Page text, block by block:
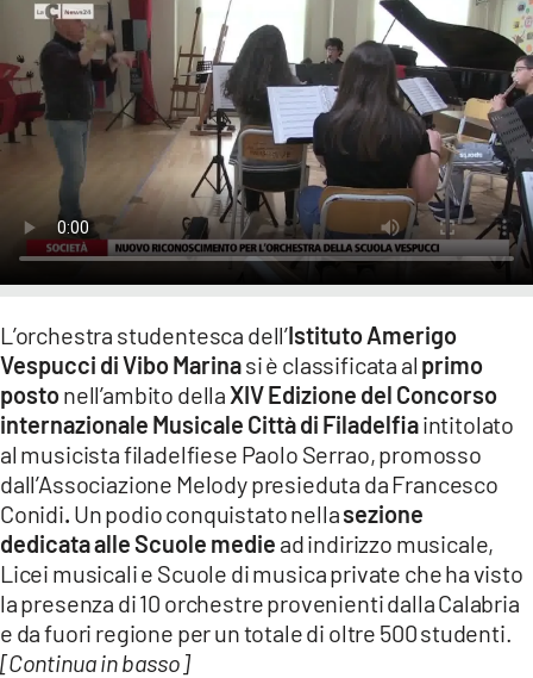
LACPLAY.IT
LACTV.IT
LACONAIR.IT
LACITYMAG.IT
ILREGGINO.IT
COSENZACHANNEL.IT
CATANZAROCHANNEL.IT
LACAPITALENEWS.IT
App
ANDROID
APPLE
L’orchestra studentesca dell’Istituto Amerigo
Vespucci di Vibo Marinasi è classificata al primo
postonell’ambito dellaXIV Edizione del Concorso
internazionale Musicale Città di Filadelfiaintitolato
al musicista filadelfiese Paolo Serrao, promosso
dall’Associazione Melody presieduta da Francesco
Conidi. Un podio conquistato nellasezione
dedicata alle Scuole medie ad indirizzo musicale,
Licei musicali e Scuole di musica private che ha visto
la presenza di 10 orchestre provenienti dalla Calabria
e da fuori regione per un totale di oltre 500 studenti.
[Continua in basso]